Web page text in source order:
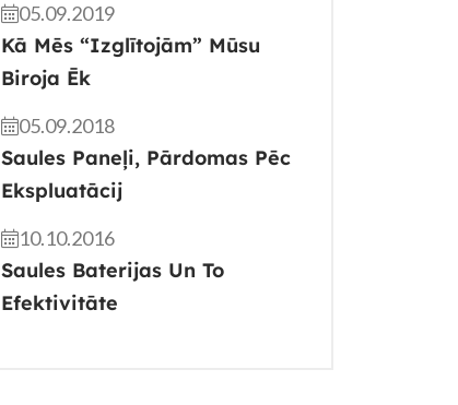
05.09.2019
Kā Mēs “izglītojām” Mūsu
Biroja Ēk
05.09.2018
Saules Paneļi, Pārdomas Pēc
Ekspluatācij
10.10.2016
Saules Baterijas Un To
Efektivitāte